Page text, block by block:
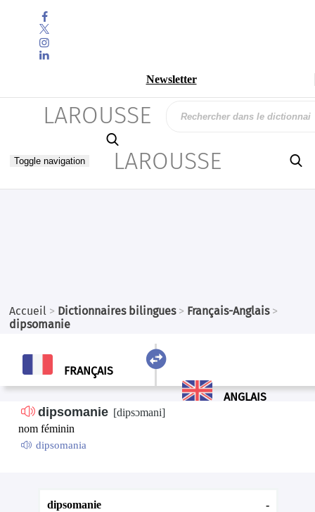



Newsletter
LAROUSSE

Toggle navigation LAROUSSE 
Accueil > Dictionnaires bilingues> Français-Anglais>
dipsomanie
FRANÇAIS
ANGLAIS

ANGLAIS
FRANÇAIS
dipsomanie [dipsɔmani]
nom féminin
dipsomania
dipsomanie -